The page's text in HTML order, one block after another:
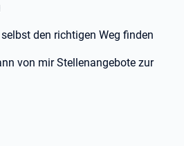
den richtigen Weg finden
von mir Stellenangebote zur